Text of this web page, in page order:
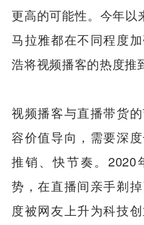
更高的可能性。今年以
马拉雅都在不同程度
浩将视频播客的热度推
视频播客与直播带货
容价值导向，需要深
推销、快节奏。2020
势，在直播间亲手剃
度被网友上升为科技